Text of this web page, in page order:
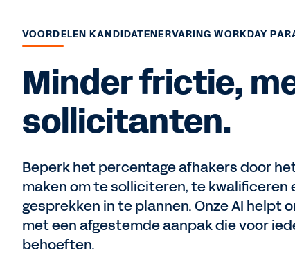
VOORDELEN KANDIDATENERVARING WORKDAY
Minder frictie,
sollicitanten.
Beperk het percentage afhakers door
maken om te solliciteren, te kwalificeren
gesprekken in te plannen. Onze AI helpt
met een afgestemde aanpak die voor
behoeften.